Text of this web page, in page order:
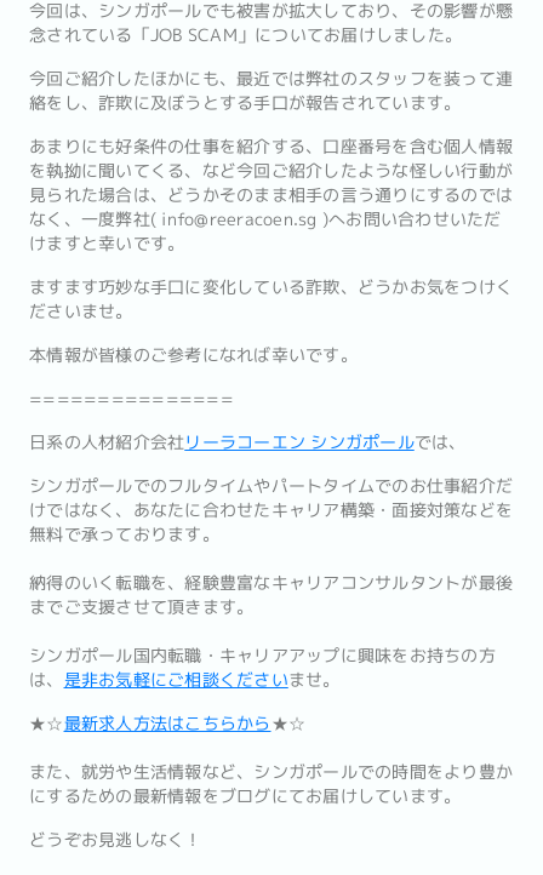
今回は、シンガポールでも被害が拡大しており、その影響が懸
念されている「JOB SCAM」についてお届けしました。
今回ご紹介したほかにも、最近では弊社のスタッフを装って連
絡をし、詐欺に及ぼうとする手口が報告されています。
あまりにも好条件の仕事を紹介する、口座番号を含む個人情報
を執拗に聞いてくる、など今回ご紹介したような怪しい行動が
見られた場合は、どうかそのまま相手の言う通りにするのでは
なく、一度弊社( info@reeracoen.sg )へお問い合わせいただ
けますと幸いです。
ますます巧妙な手口に変化している詐欺、どうかお気をつけく
ださいませ。
本情報が皆様のご参考になれば幸いです。
===============
日系の人材紹介会社リーラコーエン シンガポールでは、
シンガポールでのフルタイムやパートタイムでのお仕事紹介だ
けではなく、あなたに合わせたキャリア構築・面接対策などを
無料で承っております。
納得のいく転職を、経験豊富なキャリアコンサルタントが最後
までご支援させて頂きます。
シンガポール国内転職・キャリアアップに興味をお持ちの方
は、 是非お気軽にご相談くださいませ。
★☆最新求人方法はこちらから ★☆
また、就労や生活情報など、シンガポールでの時間をより豊か
にするための最新情報をブログにてお届けしています。
どうぞお見逃しなく！